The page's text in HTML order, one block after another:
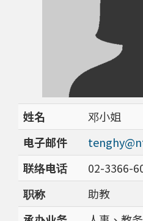
姓名
邓小姐
电子邮件
联络电话
02-3366-
职称
助教